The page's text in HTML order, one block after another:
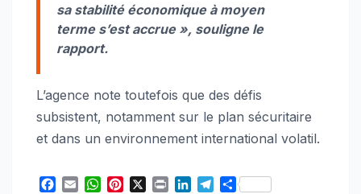
sa stabilité économique à moyen
terme s’est accrue », souligne le
rapport.
L’agence note toutefois que des défis
subsistent, notamment sur le plan sécuritaire
et dans un environnement international volatil.
W
S